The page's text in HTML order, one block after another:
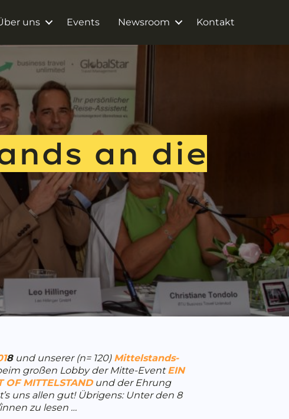
uns Events Newsroom Kontakt
an die
8und unserer (n= 120) Mittelstands-
großen Lobby der Mitte-EventEIN
OF MITTELSTANDund der Ehrung
uns allen gut! Übrigens: Unter den 8
zu lesen …